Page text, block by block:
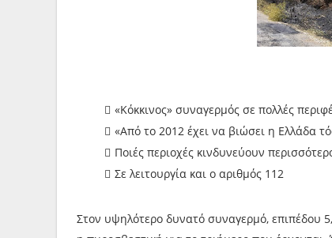
«Κόκκινος» συναγερμός σε πολλές
«Από το 2012 έχει να βιώσει η Ελλάδα
Ποιές περιοχές κινδυνεύουν
Σε λειτουργία και ο αριθμός 112
Στον υψηλότερο δυνατό συναγερμό, επιπέδου